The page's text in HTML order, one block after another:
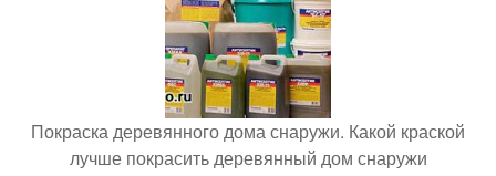
Покраска деревянного дома снаружи. Какой краской
лучше покрасить деревянный дом снаружи